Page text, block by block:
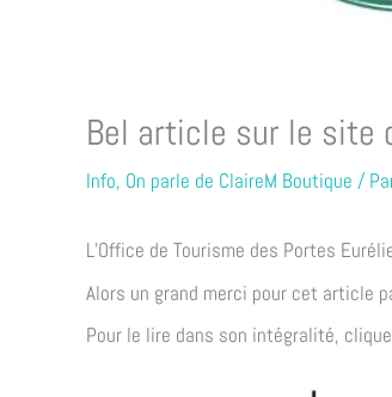
Bel article sur le site
Info, On parle de ClaireM Boutique /
L’Office de Tourisme des Portes
Alors un grand merci pour cet article
Pour le lire dans son intégralité,